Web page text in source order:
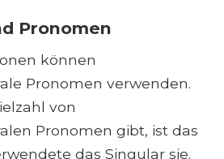
Pronomen
können
Pronomen verwenden.
von
Pronomen gibt, ist das
das Singular sie.